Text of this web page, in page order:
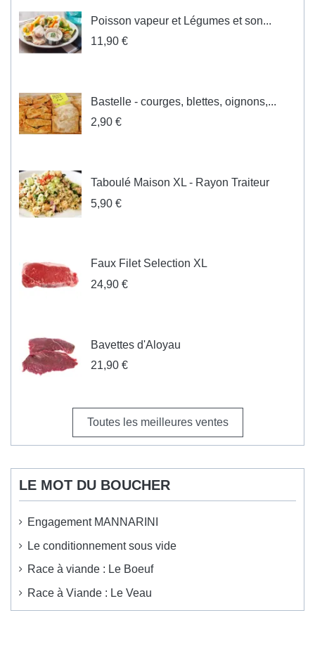
Poisson vapeur et Légumes et son...
11,90 €
Bastelle - courges, blettes, oignons,...
2,90 €
Taboulé Maison XL - Rayon Traiteur
5,90 €
Faux Filet Selection XL
24,90 €
Bavettes d'Aloyau
21,90 €
Toutes les meilleures ventes
LE MOT DU BOUCHER
Engagement MANNARINI
Le conditionnement sous vide
Race à viande : Le Boeuf
Race à Viande : Le Veau